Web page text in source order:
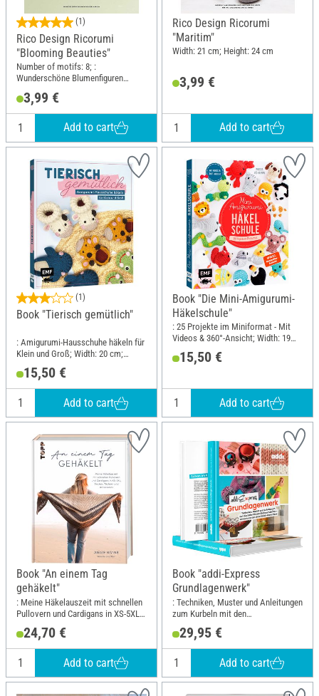
(1)
Rico Design Ricorumi
"Blooming Beauties"
Number of motifs: 8; :
Wunderschöne Blumenfiguren
cm; Material: Paper
3,99 €
Add to cart
Rico Design Ricorumi
"Maritim"
Width: 21 cm; Height: 24 cm
3,99 €
Add to cart
(1)
Book "Tierisch gemütlich"
: Amigurumi-Hausschuhe häkeln für
Klein und Groß; Width: 20 cm;
Height: 23.5 cm
15,50 €
Add to cart
Book "Die Mini-Amigurumi-
Häkelschule"
: 25 Projekte im Miniformat - Mit
Videos & 360°-Ansicht; Width: 19
cm; Height: 23 cm
15,50 €
Add to cart
Book "An einem Tag
gehäkelt"
: Meine Häkelauszeit mit schnellen
Pullovern und Cardigans in XS-5XL,
Decken, Tüchern und Accessoires;
Width: 19.5 cm; Height: 25 cm
24,70 €
Add to cart
Book "addi-Express
Grundlagenwerk"
: Techniken, Muster und Anleitungen
zum Kurbeln mit den
Strickmaschinen - einfach starten
ohne Strick-Kenntnisse
29,95 €
Add to cart